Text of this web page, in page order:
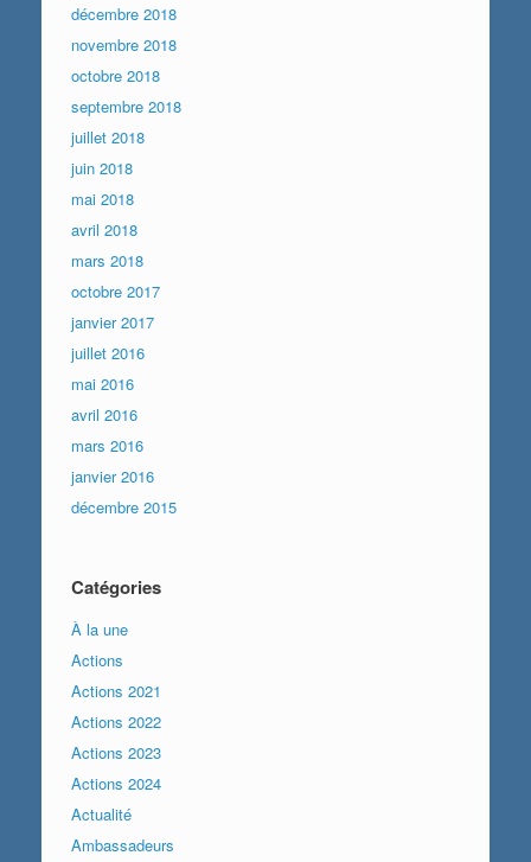
décembre 2018
novembre 2018
octobre 2018
septembre 2018
juillet 2018
juin 2018
mai 2018
avril 2018
mars 2018
octobre 2017
janvier 2017
juillet 2016
mai 2016
avril 2016
mars 2016
janvier 2016
décembre 2015
Catégories
À la une
Actions
Actions 2021
Actions 2022
Actions 2023
Actions 2024
Actualité
Ambassadeurs